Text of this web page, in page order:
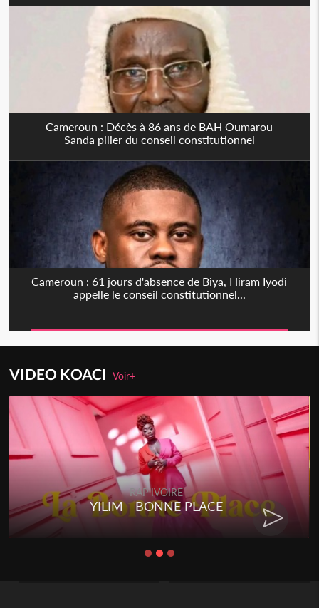
Cameroun : Décès à 86 ans de BAH Oumarou
Sanda pilier du conseil constitutionnel
Cameroun : 61 jours d'absence de Biya, Hiram Iyodi
appelle le conseil constitutionnel...
VIDEO KOACIVoir+
RAP IVOIRE
YILIM - BONNE PLACE